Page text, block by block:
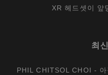
XR 헤드셋이 앞
최
PHIL CHITSOL CHOI -